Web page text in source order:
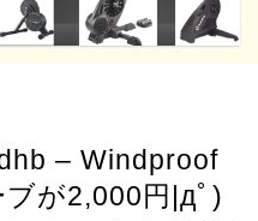
– Windproof
が2,000円|дﾟ)